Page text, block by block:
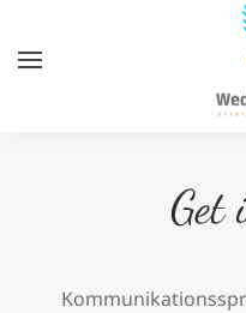
Get